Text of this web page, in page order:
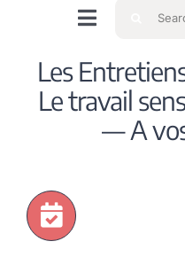
Navigation
bascule
Accueil
Qui sommes
Intéressés
Spiritualité
Les
Le travail
— A